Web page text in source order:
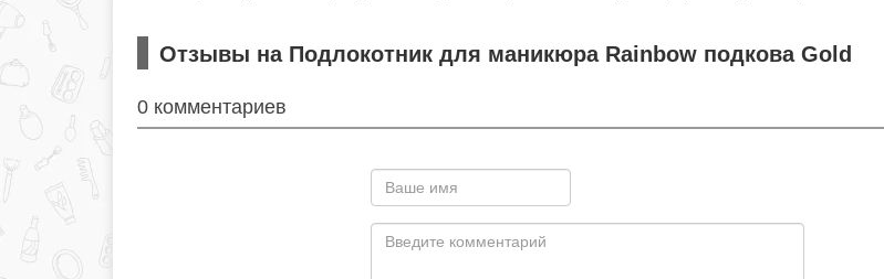
Отзывы на Подлокотник для маникюра Rainbow подкова Gold
0 комментариев